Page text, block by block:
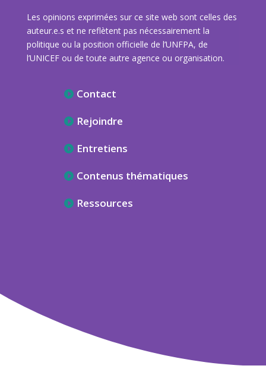
Les opinions exprimées sur ce site web sont celles des
auteur.e.s et ne reflètent pas nécessairement la
politique ou la position officielle de l’UNFPA, de
l’UNICEF ou de toute autre agence ou organisation.
Contact
Rejoindre
Entretiens
Contenus thématiques
Ressources